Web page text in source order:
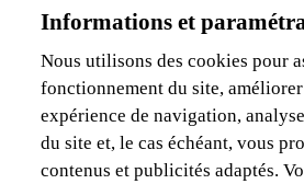
Mentions Légales
Informations et
Nous utilisons des cookies pour
fonctionnement du site,
expérience de navigation,
du site et, le cas échéant, vous
contenus et publicités adaptés.